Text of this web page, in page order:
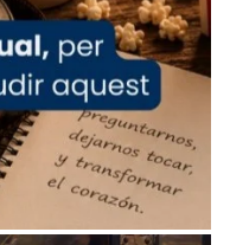
ens
Tortosa, ha
la missa de Les